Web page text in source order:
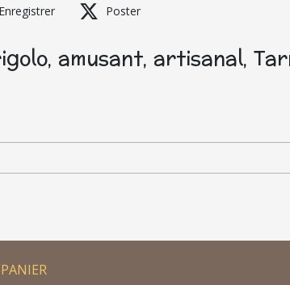
Enregistrer Poster
amusant, artisanal,